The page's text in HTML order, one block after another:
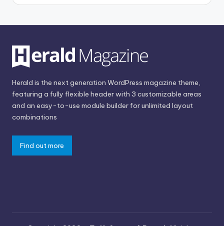
Herald is the next generation WordPress magazine theme,
featuring a fully flexible header with 3 customizable areas
and an easy-to-use module builder for unlimited layout
combinations
Find out more